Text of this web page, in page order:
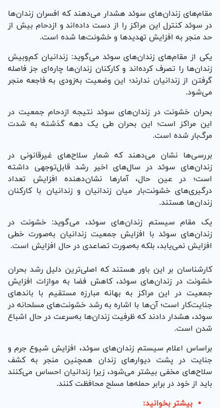
مقام‌های زندان‌های سوئد هشدار می‌دهند که افسران زندان‌ها
در سوئد کنترل این مراکز را از دست داده‌اند و ازدحام بیش از
حد منجر به افزایش تهدید‌ها و خشونت‌ها شده است.
یکی از مقام‌های زندان‌های سوئد می‌گوید: زندانیان کم‌و‌بیش
زندان‌ها را تصرف کرده‌اند و کارکنان زندان‌ها چاره‌ای جز فاصله
گرفتن از زندانیان ندارند؛ این وضعیت به‌زودی به فاجعه منجر
می‌شود.
بحران خشونت در زندان‌های سوئد نتیجه ازدحام جمعیت در
این مراکز است؛ این بحران طی یک دهه گذشته به شدت
مرگ‌بار شده است.
بررسی‌ها نشان می‌دهند که شمار سلاح‌های غیرقانونی در
زندان‌های سوئد در سال‌های اخیر رشد قابل‌توجهی داشته
است؛ در عین حال، آمار‌ها نشان‌دهنده افزایش تعداد
درگیری‌های خشونت‌بار میان زندانیان و زندانیان با کارکنان
زندان‌ها هستند.
یک مقام سیستم زندان‌های سوئد، می‌گوید: خشونت در
زندان‌های سوئد با افزایش جمعیت زندانیان به‌صورت خطی
افزایش نمی‌یابد، بلکه به‌صورت تصاعدی در حال افزایش است.
کارشناسان بر این باور هستند که اصلی‌ترین دلیل رشد بحران
خشونت در زندان‌های سوئد، کاهش فضا به موازات افزایش
جمعیت در این مراکز به بهانه مبارزه مستقیم با باند‌های
جنایت‌کار است؛ آن‌ها با اشاره به رشد خشونت‌های مسلحانه در
سوئد، هشدار دادند که ظرفیت زندان‌ها به‌سرعت در حال اشباع
شدن است.
براساس اعلام سیستم زندان‌های سوئد، افزایش شیوع جرم و
جنایت در پشت دیوار‌های زندان همچنین منجر به کشف
سلاح‌های مخفی بیشتر می‌شود، زیرا زندانیان احساس می‌کنند
باید از خود در برابر حمله‌ها مسلح محافظت کنند.
بیشتر بخوانید: